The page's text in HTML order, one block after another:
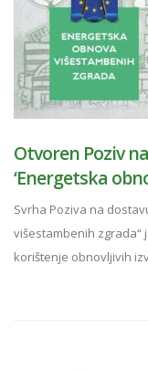
Otvoren Poziv
‘Energetska
Svrha Poziva na
višestambenih
korištenje obnovljivih